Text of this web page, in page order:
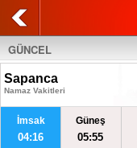
GÜNCEL
Sapanca
Namaz Vakitleri
İmsak
04:16
Güneş
05:55